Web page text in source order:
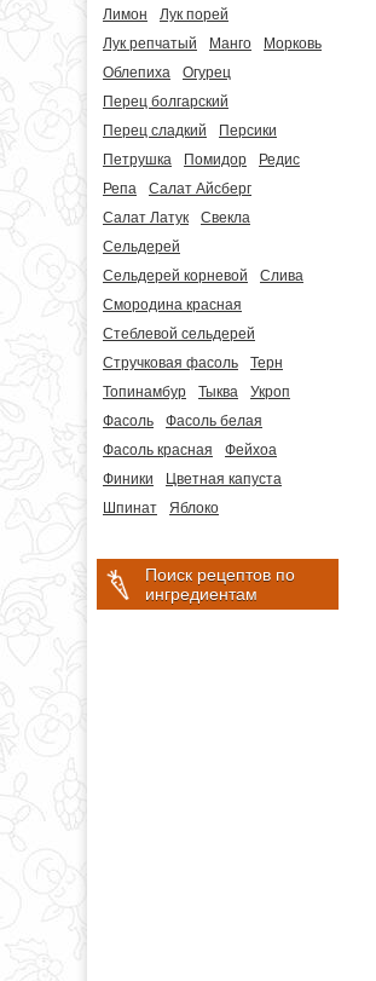
Лимон
Лук порей
Лук репчатый
Манго
Морковь
Облепиха
Огурец
Перец болгарский
Перец сладкий
Персики
Петрушка
Помидор
Редис
Репа
Салат Айсберг
Салат Латук
Свекла
Сельдерей
Сельдерей корневой
Слива
Смородина красная
Стеблевой сельдерей
Стручковая фасоль
Терн
Топинамбур
Тыква
Укроп
Фасоль
Фасоль белая
Фасоль красная
Фейхоа
Финики
Цветная капуста
Шпинат
Яблоко
Поиск рецептов по
ингредиентам